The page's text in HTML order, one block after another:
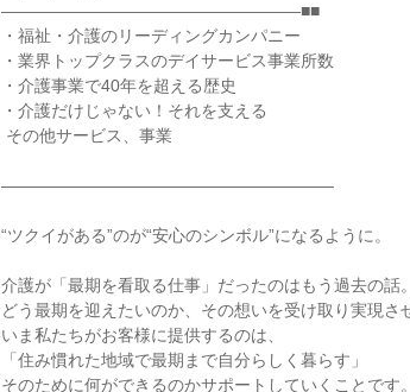
――――――――――――――――――■■
・福祉・介護のリーディングカンパニー
・業界トップクラスのデイサービス事業所数
・介護事業で40年を超える歴史
・介護だけじゃない！それを支える
――――――――――――――――――――
“ツクイがある”のが“安心のシンボル”になるように。
介護が「最期を看取る仕事」だったのはもう過去の話。
どう最期を迎えたいのか、その想いを受け取り実現さ
いま私たちがお客様に提供するのは、
「住み慣れた地域で最期まで自分らしく暮らす」
そのために何ができるのかサポートしていくことです。